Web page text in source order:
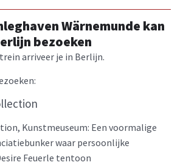
Wärnemunde kan
bezoeken
arriveer je in Berlijn.
Kunstmeuseum: Een voormalige
waar persoonlijke
Feuerle tentoon